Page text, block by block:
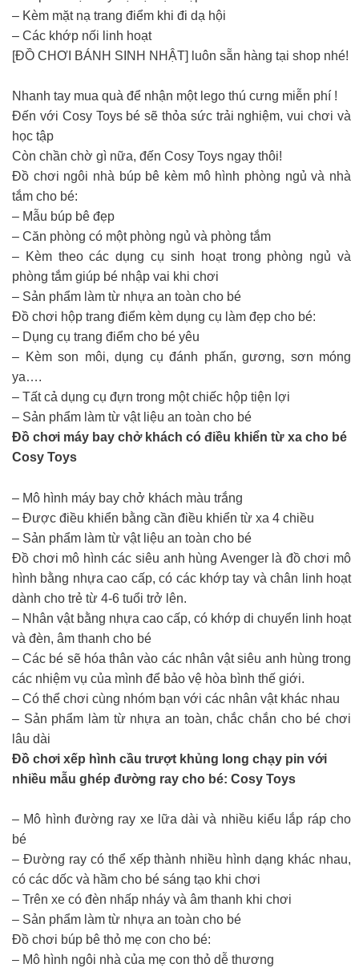
– Kèm mặt nạ trang điểm khi đi dạ hội
– Các khớp nối linh hoạt
[ĐỒ CHƠI BÁNH SINH NHẬT] luôn sẵn hàng tại shop nhé!
Nhanh tay mua quà để nhận một lego thú cưng miễn phí !
Đến với Cosy Toys bé sẽ thỏa sức trải nghiệm, vui chơi và
học tập
Còn chần chờ gì nữa, đến Cosy Toys ngay thôi!
Đồ chơi ngôi nhà búp bê kèm mô hình phòng ngủ và nhà
tắm cho bé:
– Mẫu búp bê đẹp
– Căn phòng có một phòng ngủ và phòng tắm
– Kèm theo các dụng cụ sinh hoạt trong phòng ngủ và
phòng tắm giúp bé nhập vai khi chơi
– Sản phẩm làm từ nhựa an toàn cho bé
Đồ chơi hộp trang điểm kèm dụng cụ làm đẹp cho bé:
– Dụng cụ trang điểm cho bé yêu
– Kèm son môi, dụng cụ đánh phấn, gương, sơn móng
ya….
– Tất cả dụng cụ đựn trong một chiếc hộp tiện lợi
– Sản phẩm làm từ vật liệu an toàn cho bé
Đồ chơi máy bay chở khách có điều khiển từ xa cho bé
Cosy Toys
– Mô hình máy bay chở khách màu trắng
– Được điều khiển bằng cần điều khiển từ xa 4 chiều
– Sản phẩm làm từ vật liệu an toàn cho bé
Đồ chơi mô hình các siêu anh hùng Avenger là đồ chơi mô
hình bằng nhựa cao cấp, có các khớp tay và chân linh hoạt
dành cho trẻ từ 4-6 tuổi trở lên.
– Nhân vật bằng nhựa cao cấp, có khớp di chuyển linh hoạt
và đèn, âm thanh cho bé
– Các bé sẽ hóa thân vào các nhân vật siêu anh hùng trong
các nhiệm vụ của mình để bảo vệ hòa bình thế giới.
– Có thể chơi cùng nhóm bạn với các nhân vật khác nhau
– Sản phẩm làm từ nhựa an toàn, chắc chắn cho bé chơi
lâu dài
Đồ chơi xếp hình cầu trượt khủng long chạy pin với
nhiều mẫu ghép đường ray cho bé: Cosy Toys
– Mô hình đường ray xe lữa dài và nhiều kiểu lắp ráp cho
bé
– Đường ray có thể xếp thành nhiều hình dạng khác nhau,
có các dốc và hầm cho bé sáng tạo khi chơi
– Trên xe có đèn nhấp nháy và âm thanh khi chơi
– Sản phẩm làm từ nhựa an toàn cho bé
Đồ chơi búp bê thỏ mẹ con cho bé:
– Mô hình ngôi nhà của mẹ con thỏ dễ thương